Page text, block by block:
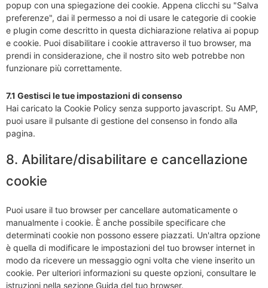
popup con una spiegazione dei cookie. Appena clicchi su "Salva
preferenze", dai il permesso a noi di usare le categorie di cookie
e plugin come descritto in questa dichiarazione relativa ai popup
e cookie. Puoi disabilitare i cookie attraverso il tuo browser, ma
prendi in considerazione, che il nostro sito web potrebbe non
funzionare più correttamente.
7.1 Gestisci le tue impostazioni di consenso
Hai caricato la Cookie Policy senza supporto javascript. Su AMP,
puoi usare il pulsante di gestione del consenso in fondo alla
pagina.
8. Abilitare/disabilitare e cancellazione
cookie
Puoi usare il tuo browser per cancellare automaticamente o
manualmente i cookie. È anche possibile specificare che
determinati cookie non possono essere piazzati. Un'altra opzione
è quella di modificare le impostazioni del tuo browser internet in
modo da ricevere un messaggio ogni volta che viene inserito un
cookie. Per ulteriori informazioni su queste opzioni, consultare le
istruzioni nella sezione Guida del tuo browser.